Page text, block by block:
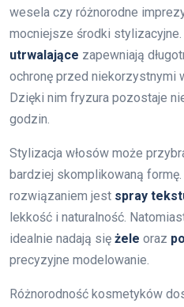
wesela czy różnorodne
mocniejsze środki stylizacyjne.
utrwalające zapewniają
ochronę przed niekorzystnymi
Dzięki nim fryzura pozostaje
godzin.
Stylizacja włosów może
bardziej skomplikowaną
rozwiązaniem jest spray
lekkość i naturalność.
idealnie nadają się żele oraz
precyzyjne modelowanie.
Różnorodność kosmetyków